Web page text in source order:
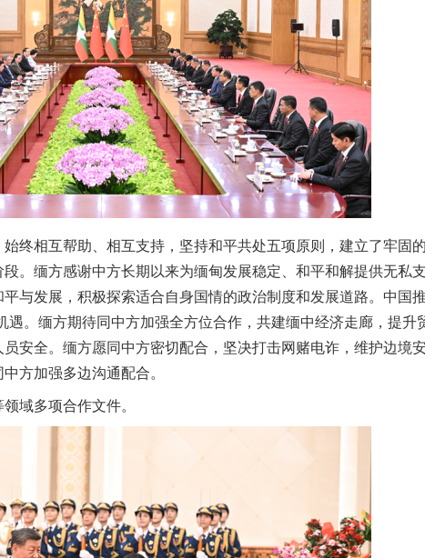
相互帮助、相互支持，坚持和平共处五项原则，建立了牢固
。缅方感谢中方长期以来为缅甸发展稳定、和平和解提供无私
与发展，积极探索适合自身国情的政治制度和发展道路。中国
遇。缅方期待同中方加强全方位合作，共建缅中经济走廊，提升
安全。缅方愿同中方密切配合，坚决打击网赌电诈，维护边境
方加强多边沟通配合。
域多项合作文件。